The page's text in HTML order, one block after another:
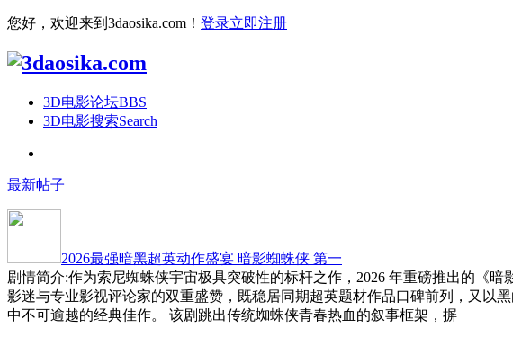
您好，欢迎来到3daosika.com！ 登录立即注册
3D电影论坛BBS
3D电影搜索Search
最新帖子
2026最强暗黑超英动作盛宴 暗影蜘蛛侠 第一
剧情简介:作为索尼蜘蛛侠宇宙极具突破性的标杆之作，2026 年重磅推出的《
影迷与专业影视评论家的双重盛赞，既稳居同期超英题材作品口碑前列，又以
中不可逾越的经典佳作。 该剧跳出传统蜘蛛侠青春热血的叙事框架，摒